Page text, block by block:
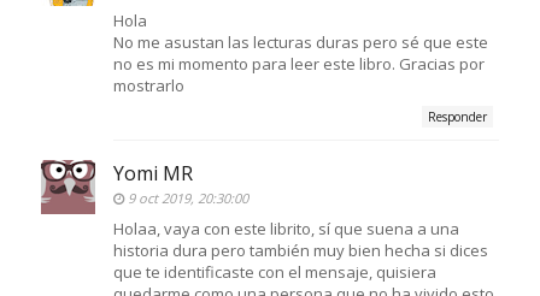
Hola
No me asustan las lecturas duras pero sé que este
no es mi momento para leer este libro. Gracias por
mostrarlo
Responder
Yomi MR
9 oct 2019, 20:30:00
Holaa, vaya con este librito, sí que suena a una
historia dura pero también muy bien hecha si dices
que te identificaste con el mensaje, quisiera